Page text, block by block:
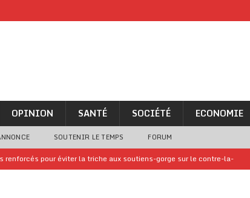
OPINION SANTÉ SOCIÉTÉ ECONOMIE
SOUTENIR LE TEMPS FORUM
renforcés pour éviter la triche aux soutiens-gorge sur le contre-la-